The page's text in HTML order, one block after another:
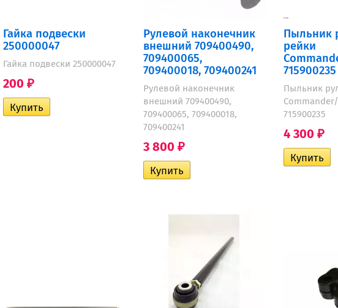
Гайка подвески
250000047
Гайка подвески 250000047
200 ₽
Рулевой наконечник
внешний 709400490,
709400065,
709400018, 709400241
Рулевой наконечник
внешний 709400490,
709400065, 709400018,
709400241
3 800 ₽
Пыльник
рейки
715900235
Пыльник
715900235
4 300 ₽